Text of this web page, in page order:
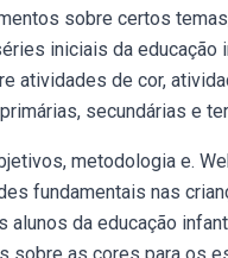
sobre certos
iniciais da
atividades de cor,
secundárias e
metodologia e.
fundamentais nas
alunos da educação